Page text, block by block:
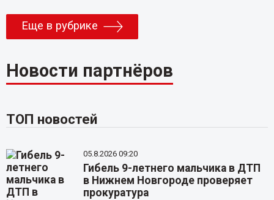
Еще в рубрике
Новости партнёров
ТОП новостей
05.8.2026 09:20
Гибель 9-летнего мальчика в ДТП
в Нижнем Новгороде проверяет
прокуратура